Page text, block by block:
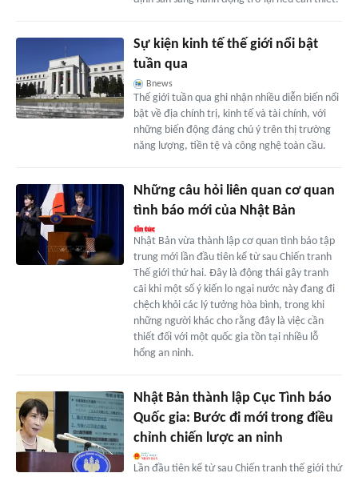
Sự kiện kinh tế thế giới nổi bật
tuần qua
Bnews
Thế giới tuần qua ghi nhận nhiều diễn biến nổi
bật về địa chính trị, kinh tế và tài chính, với
những biến động đáng chú ý trên thị trường
năng lượng, tiền tệ và công nghệ toàn cầu.
Những câu hỏi liên quan cơ quan
tình báo mới của Nhật Bản
Nhật Bản vừa thành lập cơ quan tình báo tập
trung mới lần đầu tiên kể từ sau Chiến tranh
Thế giới thứ hai. Đây là động thái gây tranh
cãi khi một số ý kiến lo ngại nước này đang đi
chệch khỏi các lý tưởng hòa bình, trong khi
những người khác cho rằng đây là việc cần
thiết đối với một quốc gia tồn tại nhiều lỗ
hổng an ninh.
Nhật Bản thành lập Cục Tình báo
Quốc gia: Bước đi mới trong điều
chỉnh chiến lược an ninh
Lần đầu tiên kể từ sau Chiến tranh thế giới thứ